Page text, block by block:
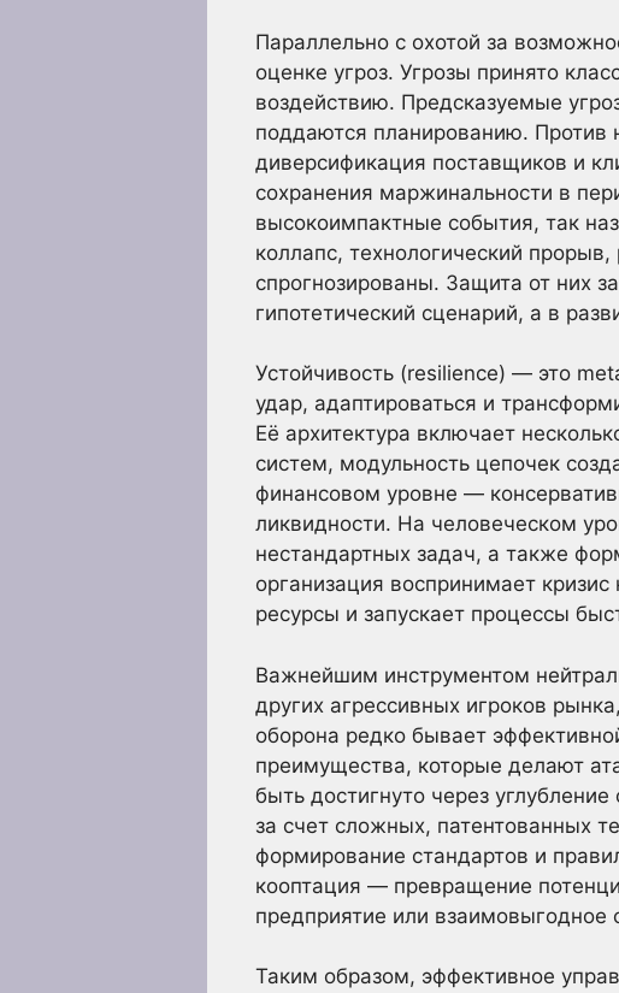
Параллельно с охотой за
оценке угроз. Угрозы принято
воздействию. Предсказуемые
поддаются планированию. Против
диверсификация поставщиков и
сохранения маржинальности в
высокоимпактные события, так
коллапс, технологический
спрогнозированы. Защита от них
гипотетический сценарий, а в
Устойчивость (resilience) — это
удар, адаптироваться и
Её архитектура включает
систем, модульность цепочек
финансовом уровне —
ликвидности. На человеческом
нестандартных задач, а также
организация воспринимает
ресурсы и запускает процессы
Важнейшим инструментом
других агрессивных игроков
оборона редко бывает
преимущества, которые делают
быть достигнуто через
за счет сложных, патентованных
формирование стандартов и
кооптация — превращение
предприятие или взаимовыгодное
Таким образом, эффективное